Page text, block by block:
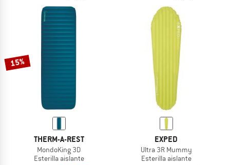
15%
THERM-A-REST
MondoKing 3D
Esterilla aislante
EXPED
Ultra 3R Mummy
Esterilla aislante